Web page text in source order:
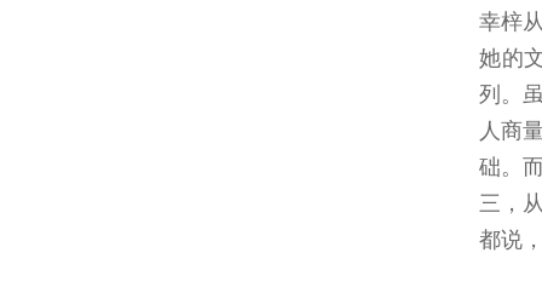
幸梓
她的
列。
人商
础。
三，
都说